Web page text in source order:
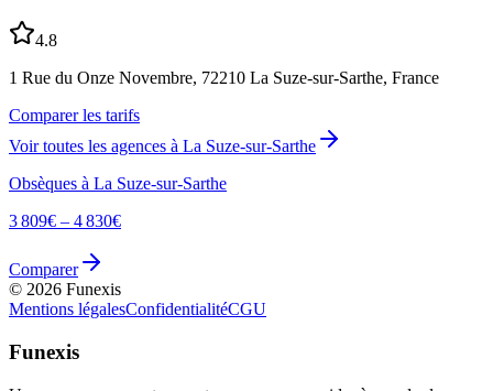
4.8
1 Rue du Onze Novembre, 72210 La Suze-sur-Sarthe, France
Comparer les tarifs
Voir toutes les agences à La Suze-sur-Sarthe
Obsèques à La Suze-sur-Sarthe
3 809€ – 4 830€
Comparer
© 2026 Funexis
Mentions légalesConfidentialitéCGU
Funexis